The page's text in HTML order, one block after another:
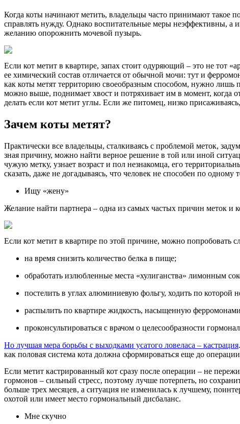
Когда коты начинают метить, владельцы часто принимают такое
справлять нужду. Однако воспитательные меры неэффективны,
желанию опорожнить мочевой пузырь.
Если кот метит в квартире, запах стоит одуряющий – это не тот
ее химический состав отличается от обычной мочи: тут и
как коты метят территорию своеобразным способом, нужно лишь
можно выше, поднимает хвост и потряхивает им в момент, когда
делать если кот метит углы. Если же питомец, низко
Зачем коты метят?
Практически все владельцы, сталкиваясь с проблемой меток,
зная причину, можно найти верное решение в той или иной
чужую метку, узнает возраст и пол незнакомца, его
сказать, даже не догадываясь, что человек не способен по одному
Ищу «жену»
Желание найти партнера – одна из самых частых причин меток
Если кот метит в квартире по этой причине, можно попробовать
на время снизить количество белка в пище;
обработать излюбленные места «хулиганства» лимонным
постелить в углах алюминиевую фольгу, ходить по которой
распылить по квартире жидкость, насыщенную ферромонами
проконсультироваться с врачом о целесообразности
Но лучшая мера борьбы с выходками усатого ловеласа – кастрация
как половая система кота должна сформироваться еще до
Если метит кастрированный кот сразу после операции – не
гормонов – сильный стресс, поэтому лучше потерпеть, но
больше трех месяцев, а ситуация не изменилась к лучшему,
охотой или имеет место гормональный дисбаланс.
Мне скучно